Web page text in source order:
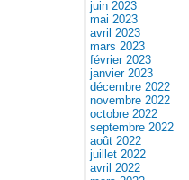
juin 2023
mai 2023
avril 2023
mars 2023
février 2023
janvier 2023
décembre 2022
novembre 2022
octobre 2022
septembre 2022
août 2022
juillet 2022
avril 2022